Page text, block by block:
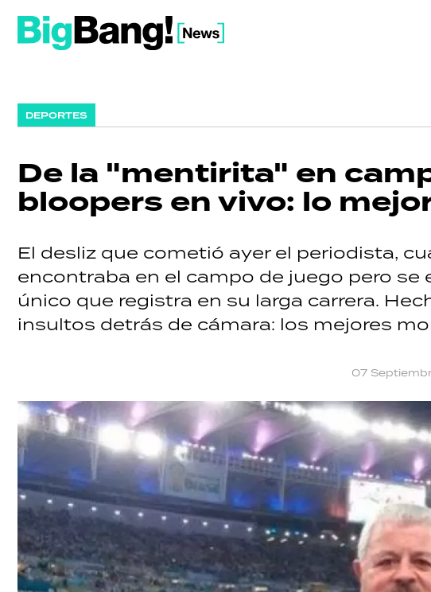
DEPORTES
De la "mentirita" en
bloopers en vivo: lo
El desliz que cometió ayer el periodista,
encontraba en el campo de juego pero se
único que registra en su larga carrera.
insultos detrás de cámara: los mejores
07